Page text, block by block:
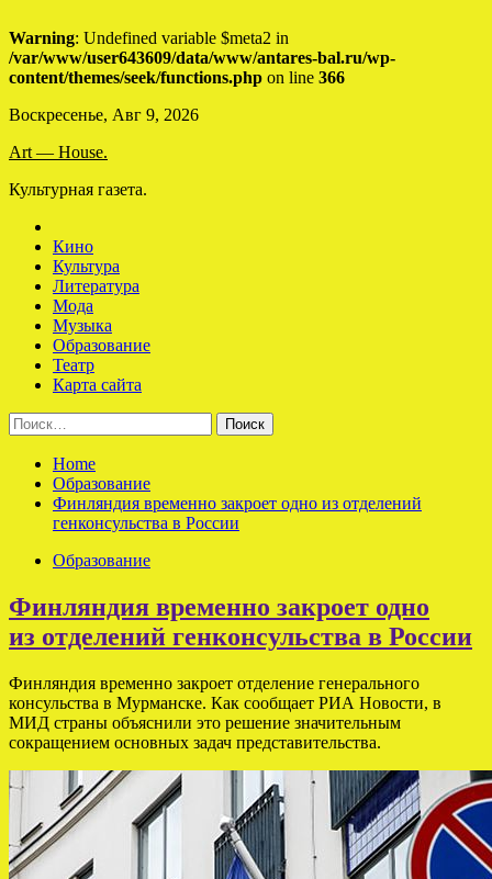
Warning: Undefined variable $meta2 in
/var/www/user643609/data/www/antares-bal.ru/wp-
content/themes/seek/functions.php on line 366
Skip
content
Воскресенье, Авг 9, 2026
Art — House.
Культурная газета.
Кино
Культура
Литература
Мода
Музыка
Образование
Театр
Карта сайта
Найти:
Home
Образование
Финляндия временно закроет одно из отделений
генконсульства в России
Образование
Финляндия временно закроет одно
из отделений генконсульства в России
Финляндия временно закроет отделение генерального
консульства в Мурманске. Как сообщает РИА Новости, в
МИД страны объяснили это решение значительным
сокращением основных задач представительства.